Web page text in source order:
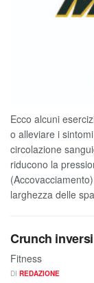
Ecco alcuni
o alleviare i
circolazione
riducono la
larghezza delle
Crunch inversi
Fitness
DI REDAZIONE